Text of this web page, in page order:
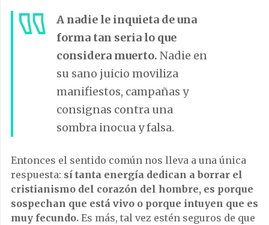
A nadie le inquieta de una
forma tan seria lo que
considera muerto. Nadie en
su sano juicio moviliza
manifiestos, campañas y
consignas contra una
sombra inocua y falsa.
Entonces el sentido común nos lleva a una única
respuesta: sí tanta energía dedican a borrar el
cristianismo del corazón del hombre, es porque
sospechan que está vivo o porque intuyen que es
muy fecundo. Es más, tal vez estén seguros de que